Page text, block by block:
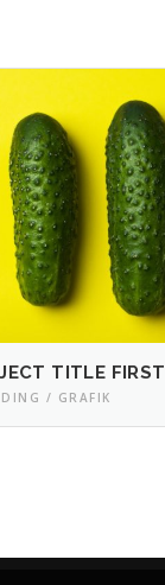
TITLE FIRST
/ GRAFIK